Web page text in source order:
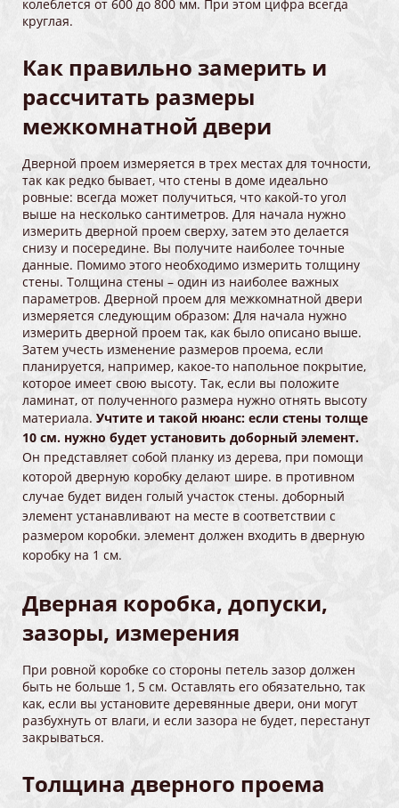
колеблется от 600 до 800 мм. При этом цифра всегда
круглая.
Как правильно замерить и
рассчитать размеры
межкомнатной двери
Дверной проем измеряется в трех местах для точности,
так как редко бывает, что стены в доме идеально
ровные: всегда может получиться, что какой-то угол
выше на несколько сантиметров. Для начала нужно
измерить дверной проем сверху, затем это делается
снизу и посередине. Вы получите наиболее точные
данные. Помимо этого необходимо измерить толщину
стены. Толщина стены – один из наиболее важных
параметров. Дверной проем для межкомнатной двери
измеряется следующим образом: Для начала нужно
измерить дверной проем так, как было описано выше.
Затем учесть изменение размеров проема, если
планируется, например, какое-то напольное покрытие,
которое имеет свою высоту. Так, если вы положите
ламинат, от полученного размера нужно отнять высоту
материала. Учтите и такой нюанс: если стены толще
10 см. нужно будет установить доборный элемент.
Он представляет собой планку из дерева, при помощи
которой дверную коробку делают шире. в противном
случае будет виден голый участок стены. доборный
элемент устанавливают на месте в соответствии с
размером коробки. элемент должен входить в дверную
коробку на 1 см.
Дверная коробка, допуски,
зазоры, измерения
При ровной коробке со стороны петель зазор должен
быть не больше 1, 5 см. Оставлять его обязательно, так
как, если вы установите деревянные двери, они могут
разбухнуть от влаги, и если зазора не будет, перестанут
закрываться.
Толщина дверного проема